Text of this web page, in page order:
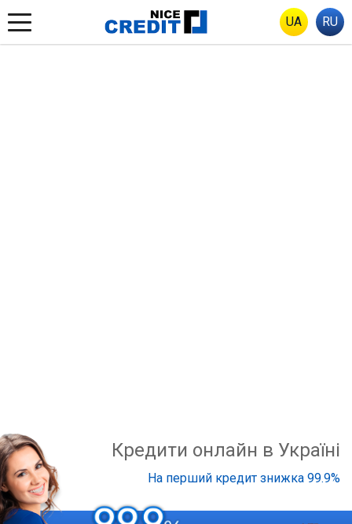
UA RU
Кредити онлайн в Україні
На перший кредит знижка 99.9%